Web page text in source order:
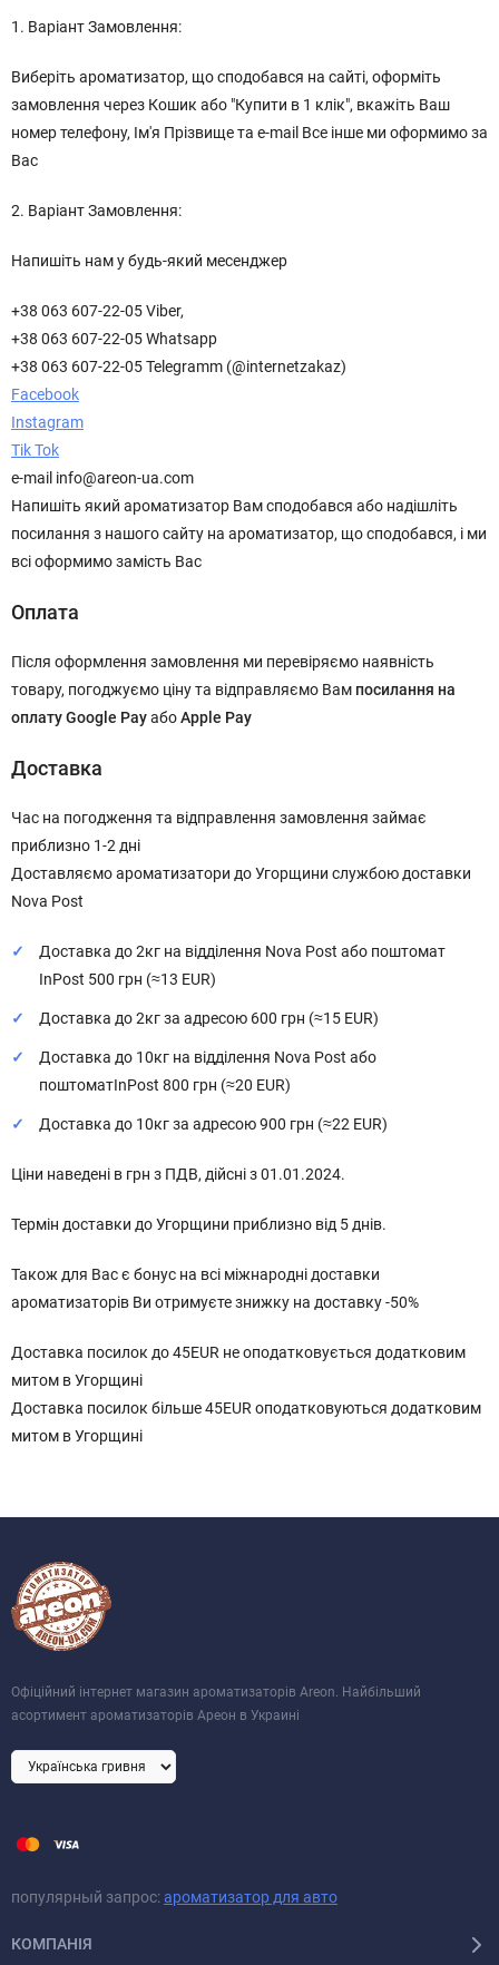
1. Варіант Замовлення:
Виберіть ароматизатор, що сподобався на сайті, оформіть
замовлення через Кошик або "Купити в 1 клік", вкажіть Ваш
номер телефону, Ім'я Прізвище та e-mail Все інше ми оформимо за
Вас
2. Варіант Замовлення:
Напишіть нам у будь-який месенджер
+38 063 607-22-05 Viber,
+38 063 607-22-05 Whatsapp
+38 063 607-22-05 Telegramm (@internetzakaz)
Facebook
Instagram
Tik Tok
e-mail info@areon-ua.com
Напишіть який ароматизатор Вам сподобався або надішліть
посилання з нашого сайту на ароматизатор, що сподобався, і ми
всі оформимо замість Вас
Оплата
Після оформлення замовлення ми перевіряємо наявність
товару, погоджуємо ціну та відправляємо Вам посилання на
оплатуGoogle PayабоApple Pay
Доставка
Час на погодження та відправлення замовлення займає
приблизно 1-2 дні
Доставляємо ароматизатори до Угорщини службою доставки
Nova Post
Доставка до 2кг на відділення Nova Post або поштомат
InPost 500 грн (≈13 EUR)
Доставка до 2кг за адресою 600 грн (≈15 EUR)
Доставка до 10кг на відділення Nova Post або
поштоматInPost 800 грн (≈20 EUR)
Доставка до 10кг за адресою 900 грн (≈22 EUR)
Ціни наведені в грн з ПДВ, дійсні з 01.01.2024.
Термін доставки до Угорщини приблизно від 5 днів.
Також для Вас є бонус на всі міжнародні доставки
ароматизаторів Ви отримуєте знижку на доставку -50%
Доставка посилок до 45EUR не оподатковується додатковим
митом в Угорщині
Доставка посилок більше 45EUR оподатковуються додатковим
митом в Угорщині
Офіційний інтернет магазин ароматизаторів Areon. Найбільший
асортимент ароматизаторів Ареон в Украині
популярный запрос:ароматизатор для авто
КОМПАНІЯ